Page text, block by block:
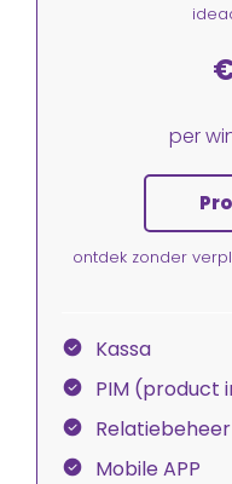
per
ontdek zonder
Kassa
PIM (product
Relatiebeheer
Mobile APP